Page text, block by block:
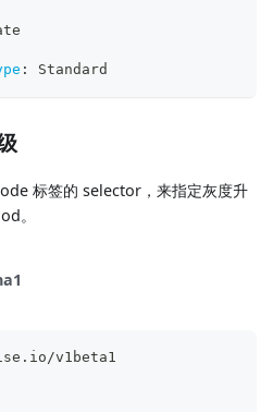
: Standard
标签的 selector，来指定灰度升
。
v1beta1